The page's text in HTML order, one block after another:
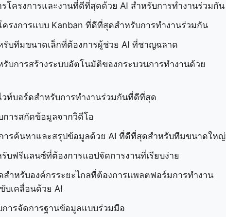
รโครงการและงานที่ดีที่สุดด้วย AI สำหรับการทำงานร่วมกัน
ครงการแบบ Kanban ที่ดีที่สุดสำหรับการทำงานร่วมกัน
รับทีมขนาดเล็กที่ต้องการผู้ช่วย AI ที่ชาญฉลาด
รับการสร้างระบบอัตโนมัติของกระบวนการทำงานด้วย
วท์บอร์ดสำหรับการทำงานร่วมกันที่ดีที่สุด
การสกัดข้อมูลจากวิดีโอ
ารค้นหาและสรุปข้อมูลด้วย AI ที่ดีที่สุดสำหรับทีมขนาดใหญ่
บฟรีแลนซ์ที่ต้องการแอปจัดการงานที่เรียบง่าย
สำหรับองค์กรระยะไกลที่ต้องการแพลตฟอร์มการทำงาน
บเคลื่อนด้วย AI
ารจัดการฐานข้อมูลแบบร่วมมือ